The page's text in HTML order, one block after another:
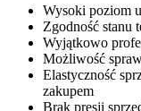
Wysoki poziom
Zgodność stanu
Wyjątkowo
Możliwość
Elastyczność
zakupem
Brak presji